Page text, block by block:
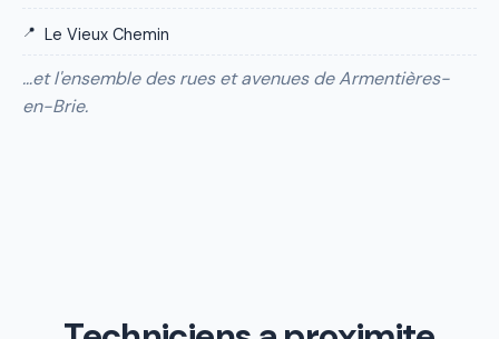
Le Vieux Chemin
…et l'ensemble des rues et avenues de Armentières-
en-Brie.